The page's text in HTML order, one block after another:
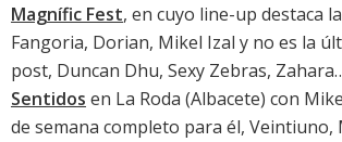
Magnífic Fest, en cuyo line-up destaca
Fangoria, Dorian, Mikel Izal y no es la
post, Duncan Dhu, Sexy Zebras,
Sentidos en La Roda (Albacete) con
de semana completo para él, Veintiuno,